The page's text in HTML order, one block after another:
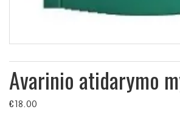
Avarinio atidarymo
€18.00